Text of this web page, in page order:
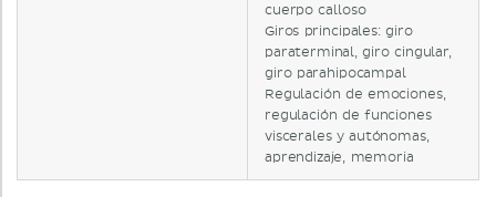
cuerpo calloso
Giros principales: giro
paraterminal, giro cingular,
giro parahipocampal
Regulación de emociones,
regulación de funciones
viscerales y autónomas,
aprendizaje, memoria